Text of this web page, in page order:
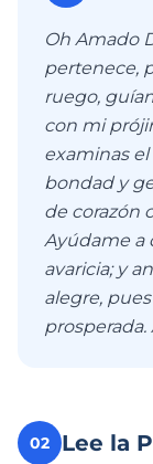
Oh Amado
pertenece,
ruego,
con mi
examinas
bondad y
de corazón
Ayúdame a
avaricia; y
alegre,
prosperada.
02 Lee la